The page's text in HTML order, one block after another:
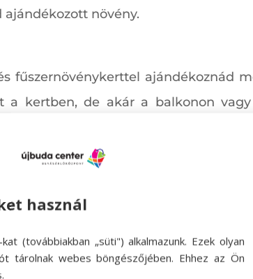
növény.
fűszernövénykerttel ajándékoznád
kertben, de akár a balkonon
különböző színekkel
olyan könyvet, ami segít az
használ
(továbbiakban „süti") alkalmazunk. Ezek olyan
tárolnak webes böngészőjében. Ehhez az Ön